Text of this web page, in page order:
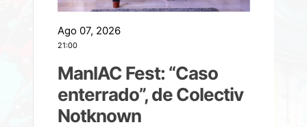
Ago 07, 2026
21:00
ManIAC Fest: “Caso
enterrado”, de Colectiv
Notknown